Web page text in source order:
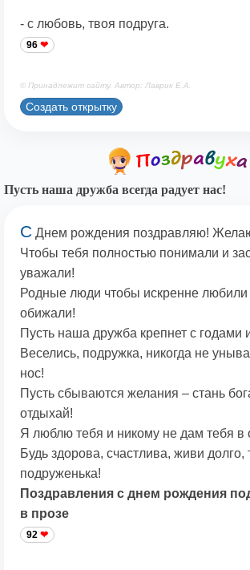
- с любовь, твоя подруга.
96
© Принадлежит сайту. Автор: Лаврик Е.А.
Создать открытку
Пусть наша дружба всегда радует нас!
С Днем рождения поздравляю!
Чтобы тебя полностью понимали и
уважали!
Родные люди чтобы искренне любили
обижали!
Пусть наша дружба крепнет с годами
Веселись, подружка, никогда не
нос!
Пусть сбываются желания – стань
отдыхай!
Я люблю тебя и никому не дам тебя в
Будь здорова, счастлива, живи
подруженька!
Поздравления с днем рождения
в прозе
92